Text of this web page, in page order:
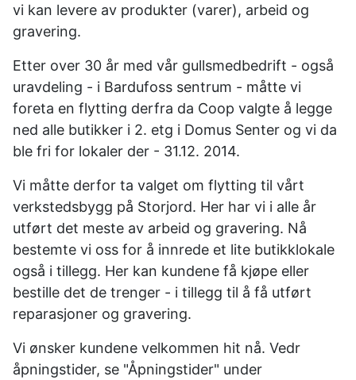
vi kan levere av produkter (varer), arbeid og
gravering.
Etter over 30 år med vår gullsmedbedrift - også
uravdeling - i Bardufoss sentrum - måtte vi
foreta en flytting derfra da Coop valgte å legge
ned alle butikker i 2. etg i Domus Senter og vi da
ble fri for lokaler der - 31.12. 2014.
Vi måtte derfor ta valget om flytting til vårt
verkstedsbygg på Storjord. Her har vi i alle år
utført det meste av arbeid og gravering. Nå
bestemte vi oss for å innrede et lite butikklokale
også i tillegg. Her kan kundene få kjøpe eller
bestille det de trenger - i tillegg til å få utført
reparasjoner og gravering.
Vi ønsker kundene velkommen hit nå. Vedr
åpningstider, se "Åpningstider" under